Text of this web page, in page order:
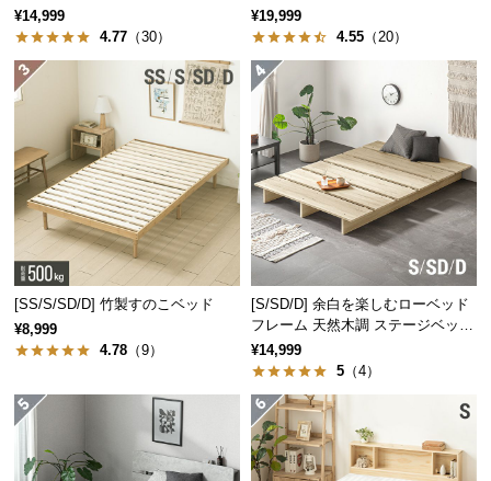
い
て
ャ
ン
セ
ル
に
つ
い
て
つ
¥14,999
4.77 （30）
可能
¥19,999
4.55 （20）
[SS/S/SD/D] 竹製すのこベッド
¥8,999
4.78 （9）
[S/SD/D] 余白を楽しむローベッド
フレーム 天然木調 ステージベッド
ロボット掃除機対応
¥14,999
5 （4）